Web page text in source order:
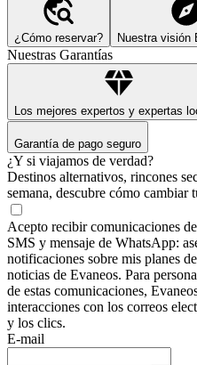
¿Cómo reservar? Nuestra visión
Nuestras Garantías
Los mejores expertos y expertas
Garantía de pago seguro
¿Y si viajamos de verdad?
Destinos alternativos, rincones
semana, descubre cómo cambiar
Acepto recibir comunicaciones
SMS y mensaje de WhatsApp:
notificaciones sobre mis planes
noticias de Evaneos. Para
de estas comunicaciones,
interacciones con los correos
y los clics.
E-mail